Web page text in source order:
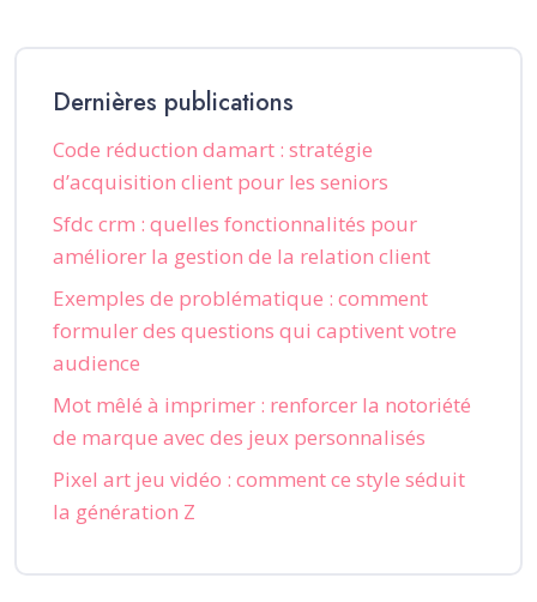
Dernières publications
Code réduction damart : stratégie
d’acquisition client pour les seniors
Sfdc crm : quelles fonctionnalités pour
améliorer la gestion de la relation client
Exemples de problématique : comment
formuler des questions qui captivent votre
audience
Mot mêlé à imprimer : renforcer la notoriété
de marque avec des jeux personnalisés
Pixel art jeu vidéo : comment ce style séduit
la génération Z